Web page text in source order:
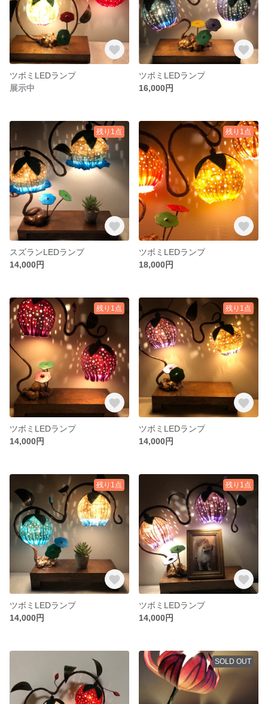
ツボミLEDランプ
展示中
ツボミLEDランプ
16,000円
残り1点
スズランLEDランプ
14,000円
残り1点
ツボミLEDランプ
18,000円
残り1点
ツボミLEDランプ
14,000円
残り1点
ツボミLEDランプ
14,000円
残り1点
ツボミLEDランプ
14,000円
残り1点
ツボミLEDランプ
14,000円
SOLD OUT